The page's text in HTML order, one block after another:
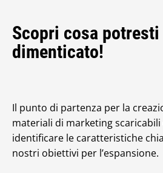
Scopri cosa potresti
dimenticato!
Il punto di partenza per la
materiali di marketing scaricabili
identificare le caratteristiche
nostri obiettivi per l’espansione.